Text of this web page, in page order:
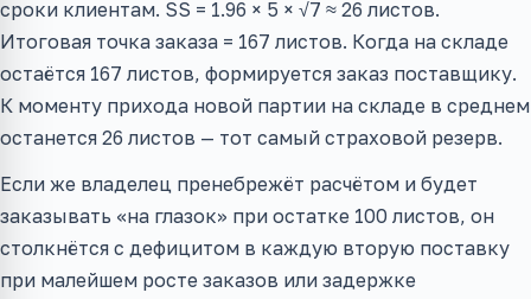
сроки клиентам. SS = 1.96 × 5 × √7 ≈ 26 листов.
Итоговая точка заказа = 167 листов. Когда на складе
остаётся 167 листов, формируется заказ поставщику.
К моменту прихода новой партии на складе в среднем
останется 26 листов — тот самый страховой резерв.
Если же владелец пренебрежёт расчётом и будет
заказывать «на глазок» при остатке 100 листов, он
столкнётся с дефицитом в каждую вторую поставку
при малейшем росте заказов или задержке